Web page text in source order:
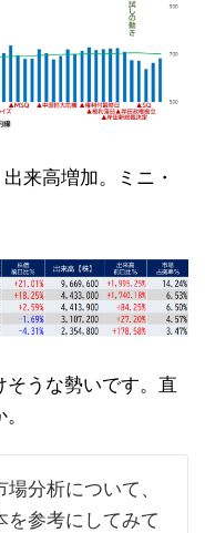
来高増加。ミニ・
そうな勢いです。直
分析について、
を参考にしてみて